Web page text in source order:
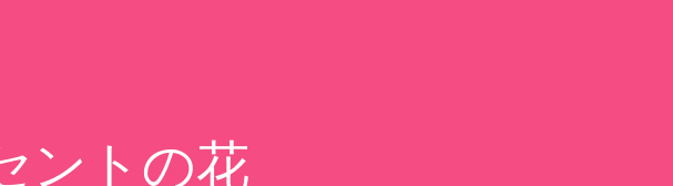
ントの花